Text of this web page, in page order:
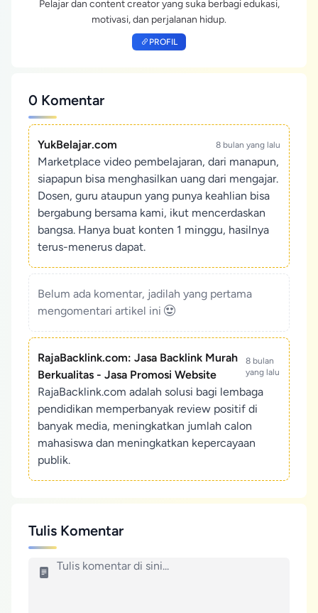
Pelajar dan content creator yang suka berbagi edukasi,
motivasi, dan perjalanan hidup.
PROFIL
0 Komentar
YukBelajar.com 8 bulan yang lalu
Marketplace video pembelajaran, dari manapun,
siapapun bisa menghasilkan uang dari mengajar.
Dosen, guru ataupun yang punya keahlian bisa
bergabung bersama kami, ikut mencerdaskan
bangsa. Hanya buat konten 1 minggu, hasilnya
terus-menerus dapat.
Belum ada komentar, jadilah yang pertama
mengomentari artikel ini
RajaBacklink.com: Jasa Backlink Murah
Berkualitas - Jasa Promosi Website
8 bulan
yang lalu
RajaBacklink.com adalah solusi bagi lembaga
pendidikan memperbanyak review positif di
banyak media, meningkatkan jumlah calon
mahasiswa dan meningkatkan kepercayaan
publik.
Tulis Komentar